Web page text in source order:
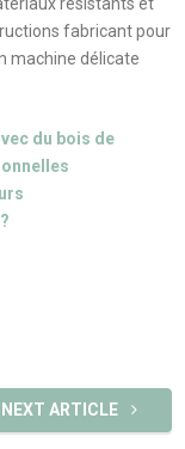
fabricant pour
machine délicate
du bois de
NEXT ARTICLE